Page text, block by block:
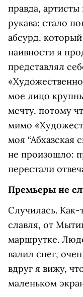
правда, артисты
рукава: стало
абсурд,
наивности я
представлял
мое лицо
мечту, потому
мимо
моя “Абхазская
не произошло:
перестали
Премьеры не
Случилась.
славля, от
маршрутке.
валил снег,
вдруг я вижу,
маленьком